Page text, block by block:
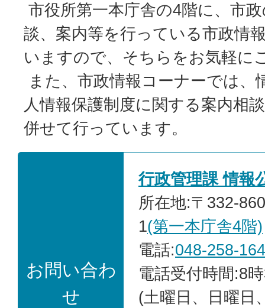
市役所第一本庁舎の4階に、市
談、案内等を行っている市政情
いますので、そちらをお気軽に
また、市政情報コーナーでは、
人情報保護制度に関する案内相
併せて行っています。
お問い合わ
せ
行政管理課 情報
所在地:〒332-
1(第一本庁舎4階)
電話:048-258-
電話受付時間:8
(土曜日、日曜日